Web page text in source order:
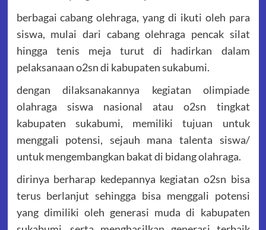
berbagai cabang olehraga, yang di ikuti oleh para
siswa, mulai dari cabang olehraga pencak silat
hingga tenis meja turut di hadirkan dalam
pelaksanaan o2sn di kabupaten sukabumi.
dengan dilaksanakannya kegiatan olimpiade
olahraga siswa nasional atau o2sn tingkat
kabupaten sukabumi, memiliki tujuan untuk
menggali potensi, sejauh mana talenta siswa/
untuk mengembangkan bakat di bidang olahraga.
dirinya berharap kedepannya kegiatan o2sn bisa
terus berlanjut sehingga bisa menggali potensi
yang dimiliki oleh generasi muda di kabupaten